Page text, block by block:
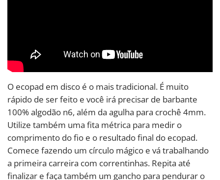
O ecopad em disco é o mais tradicional. É muito
rápido de ser feito e você irá precisar de barbante
100% algodão n6, além da agulha para crochê 4mm.
Utilize também uma fita métrica para medir o
comprimento do fio e o resultado final do ecopad.
Comece fazendo um círculo mágico e vá trabalhando
a primeira carreira com correntinhas. Repita até
finalizar e faça também um gancho para pendurar o